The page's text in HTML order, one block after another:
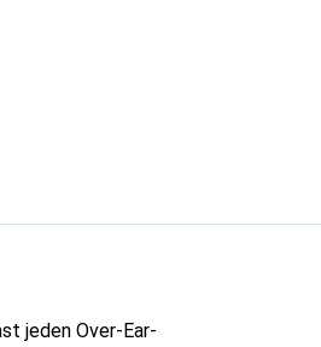
jeden Over-Ear-